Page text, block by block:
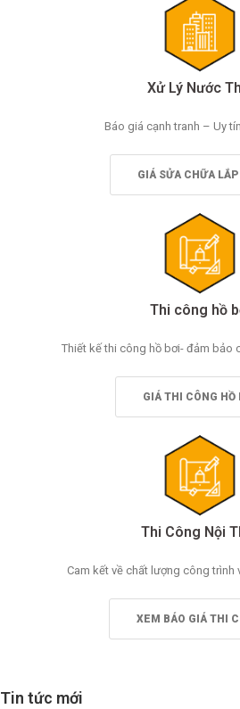
Xử Lý Nước
Báo giá cạnh tranh – Uy
GIÁ SỬA CHỮA
Thi công hồ
Thiết kế thi công hồ bơi- đảm bảo
GIÁ THI CÔNG HỒ
Thi Công Nội
Cam kết về chất lượng công trình
XEM BÁO GIÁ THI
Tin tức mới